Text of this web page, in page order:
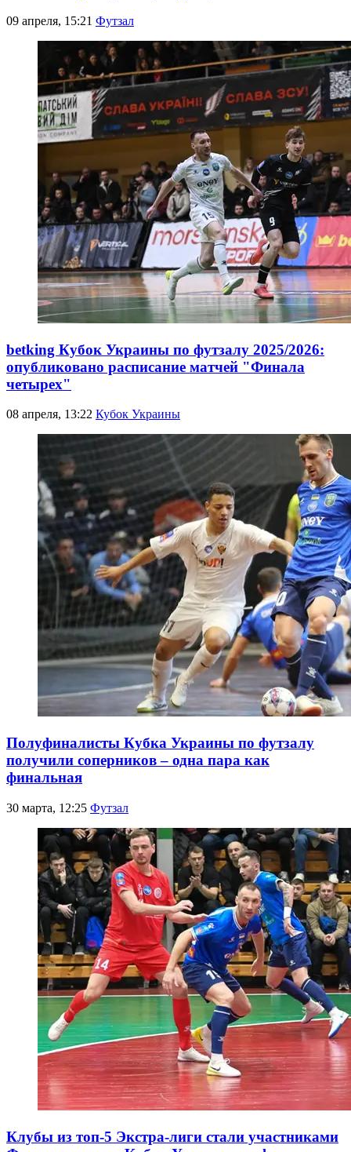
09 апреля, 15:21 Футзал
betking Кубок Украины по футзалу 2025/2026:
опубликовано расписание матчей "Финала
четырех"
08 апреля, 13:22 Кубок Украины
Полуфиналисты Кубка Украины по футзалу
получили соперников – одна пара как
финальная
30 марта, 12:25 Футзал
Клубы из топ-5 Экстра-лиги стали участниками